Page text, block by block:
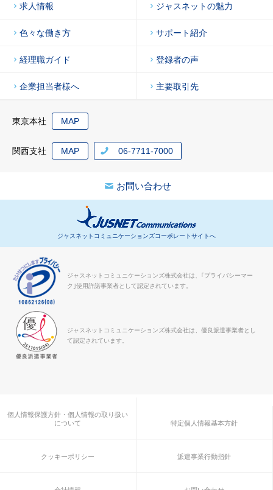
求人情報 ジャスネットの魅力
色々な働き方 サポート紹介
経理職ガイド 登録者の声
企業担当者様へ 主要取引先
東京本社 MAP
関西支社 MAP 06-7711-7000
お問い合わせ
ジャスネットコミュニケーションズコーポレートサイトへ
ジャスネットコミュニケーションズ株式会社は、｢プライバシーマー
ク｣使用許諾事業者として認定されています。
ジャスネットコミュニケーションズ株式会社は、優良派遣事業者とし
て認定されています。
個人情報保護方針・個人情報の取り扱い
について
特定個人情報基本方針
クッキーポリシー 派遣事業行動指針